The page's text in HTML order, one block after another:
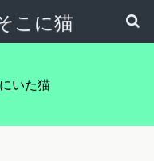
こに猫
いた猫